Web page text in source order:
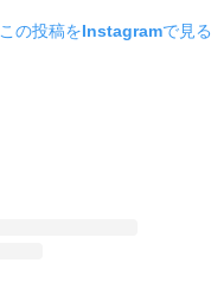
この投稿をInstagramで見る